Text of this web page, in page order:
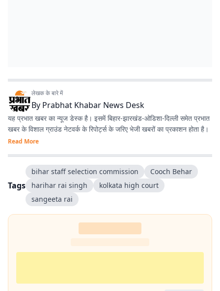
लेखक के बारे में
By Prabhat Khabar News Desk
यह प्रभात खबर का न्यूज डेस्क है। इसमें बिहार-झारखंड-ओडिशा-दिल्‍ली समेत प्रभात
खबर के विशाल ग्राउंड नेटवर्क के रिपोर्ट्स के जरिए भेजी खबरों का प्रकाशन होता है।
Read More
Tags
bihar staff selection commission
Cooch Behar
harihar rai singh
kolkata high court
sangeeta rai